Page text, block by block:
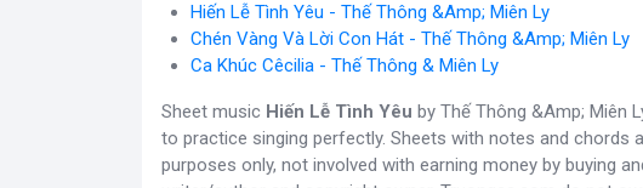
Hiến Lễ Tình Yêu - Thế Thông &Amp; Miên Ly
Chén Vàng Và Lời Con Hát - Thế Thông &Amp; Miên Ly
Ca Khúc Cêcilia - Thế Thông & Miên Ly
Sheet music Hiến Lễ Tình Yêu by Thế Thông &Amp; Miên
to practice singing perfectly. Sheets with notes and
purposes only, not involved with earning money by buying